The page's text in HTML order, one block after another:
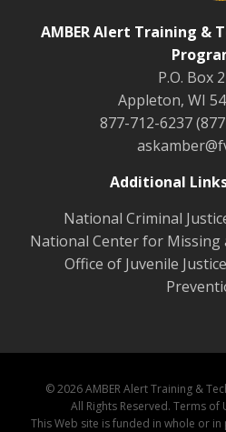
AMBER Alert Training &
P.O. Box
Appleton, WI
877-712-6237
Additional
National Criminal
National Center for Missing
Office of Juvenile
© 2026 AMBER Alert Training &
All Rights Reserved. Terms of
This Web site is funded in whole or